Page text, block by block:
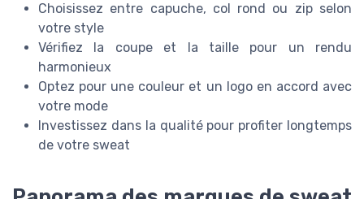
Choisissez entre capuche, col rond ou zip selon
votre style
Vérifiez la coupe et la taille pour un rendu
harmonieux
Optez pour une couleur et un logo en accord avec
votre mode
Investissez dans la qualité pour profiter longtemps
de votre sweat